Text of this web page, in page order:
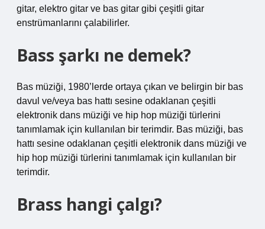
gitar, elektro gitar ve bas gitar gibi çeşitli gitar
enstrümanlarını çalabilirler.
Bass şarkı ne demek?
Bas müziği, 1980’lerde ortaya çıkan ve belirgin bir bas
davul ve/veya bas hattı sesine odaklanan çeşitli
elektronik dans müziği ve hip hop müziği türlerini
tanımlamak için kullanılan bir terimdir. Bas müziği, bas
hattı sesine odaklanan çeşitli elektronik dans müziği ve
hip hop müziği türlerini tanımlamak için kullanılan bir
terimdir.
Brass hangi çalgı?